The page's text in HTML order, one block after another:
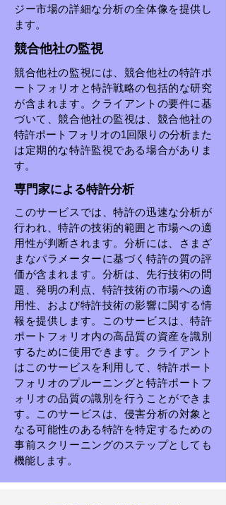
ジー市場の詳細な分析の全体像を提供し
ます。​
競合他社の監視
競合他社の監視には、競合他社の特許ポ
ートフォリオと特許戦略の包括的な研究
が含まれます。クライアントの要件に基
づいて、競合他社の監視は、競合他社の
特許ポートフォリオの1回限りの分析また
は定期的な特許監視である場合がありま
す。
専門家による特許分析
このサービスでは、特許の迅速な分析が
行われ、特許の技術的範囲と市場への適
用性が判断されます。分析には、さまざ
まなパラメーターに基づく特許の質の評
価が含まれます。分析は、先行技術の問
題、発明の利点、特許技術の市場への適
用性、および特許技術の影響に関する情
報を提供します。このサービスは、特許
ポートフォリオ内の高品質の資産を識別
するために使用できます。クライアント
はこのサービスを利用して、特許ポート
フォリオのプルーニングと特許ポートフ
ォリオの品質の識別を行うことができま
す。このサービスは、侵害分析の対象と
なる可能性のある特許を特定するための
事前スクリーニングのステップとしても
機能します。